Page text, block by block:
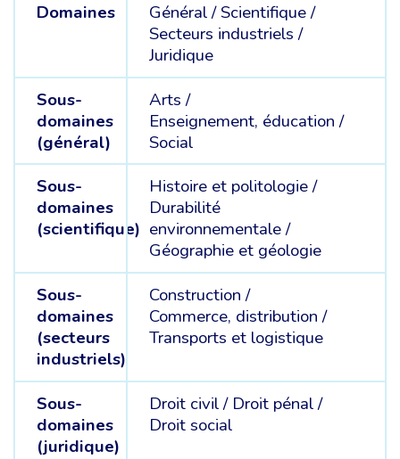
Domaines Général /Scientifique /
Secteurs industriels /
Juridique
Sous-
domaines
(général)
Arts /
Enseignement, éducation /
Social
Sous-
domaines
(scientifique)
Histoire et politologie /
Durabilité
environnementale /
Géographie et géologie
Sous-
domaines
(secteurs
industriels)
Construction /
Commerce, distribution /
Transports et logistique
Sous-
domaines
(juridique)
Droit civil / Droit pénal /
Droit social